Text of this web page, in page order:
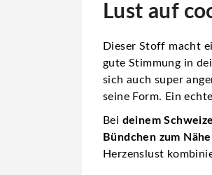
Lust auf
Dieser Stoff macht
gute Stimmung in
sich auch super
seine Form. Ein
Bei deinem
Bündchen zum
Herzenslust